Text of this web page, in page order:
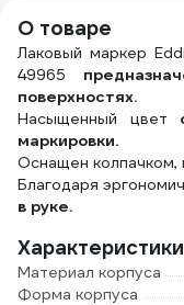
О товаре
Лаковый маркер
49965
поверхностях.
Насыщенный цвет
маркировки.
Оснащен колпачком,
Благодаря
в руке.
Характеристики
Материал корпуса
Форма корпуса